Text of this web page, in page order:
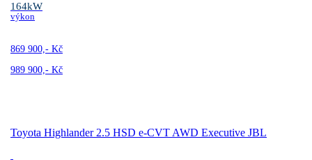
164kW
výkon
869 900,- Kč
989 900,- Kč
Toyota Highlander 2.5 HSD e-CVT AWD Executive JBL